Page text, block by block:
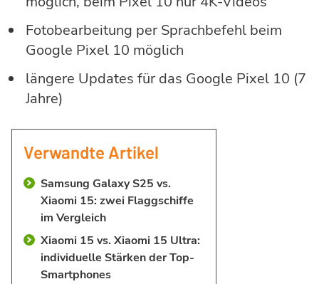
Fotobearbeitung per Sprachbefehl beim
Google Pixel 10 möglich
längere Updates für das Google Pixel 10 (7
Jahre)
Verwandte Artikel
Samsung Galaxy S25 vs.
Xiaomi 15: zwei Flaggschiffe
im Vergleich
Xiaomi 15 vs. Xiaomi 15 Ultra:
individuelle Stärken der Top-
Smartphones